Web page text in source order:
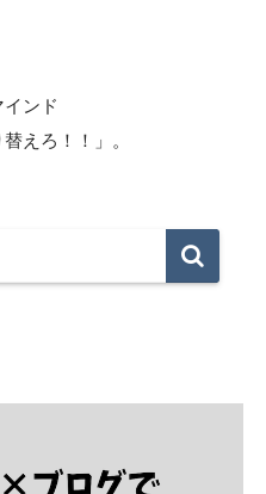
ンド
えろ！！」。